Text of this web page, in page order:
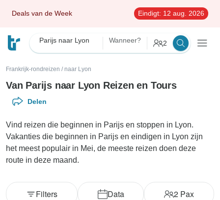
Deals van de Week Eindigt: 12 aug. 2026
Parijs naar Lyon Wanneer? 2
Frankrijk-rondreizen / naar Lyon
Van Parijs naar Lyon Reizen en Tours
Delen
Vind reizen die beginnen in Parijs en stoppen in Lyon.
Vakanties die beginnen in Parijs en eindigen in Lyon zijn
het meest populair in Mei, de meeste reizen doen deze
route in deze maand.
Data 2 Pax
Filters